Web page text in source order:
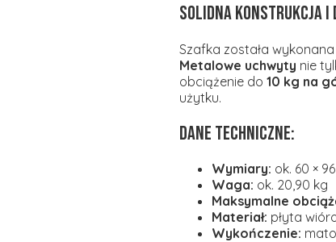
Solidna konstrukcja i
Szafka została
Metalowe uchwyty nie
obciążenie do 10 kg na
użytku.
Dane techniczne:
Wymiary: ok. 60 ×
Waga: ok. 20,90 kg
Maksymalne
Materiał: płyta
Wykończenie: